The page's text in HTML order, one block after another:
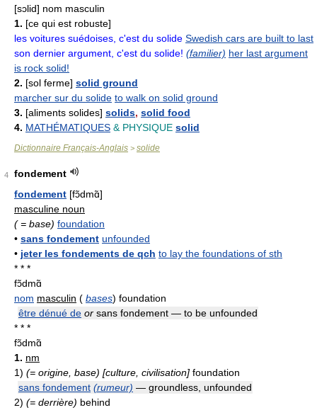
[sɔlid] nom masculin
1. [ce qui est robuste]
les voitures suédoises, c'est du solide Swedish cars are built to last
son dernier argument, c'est du solide! (familier) her last argument
is rock solid!
2. [sol ferme] solid ground
marcher sur du solide to walk on solid ground
3. [aliments solides] solids, solid food
4. MATHÉMATIQUES & PHYSIQUE solid
Dictionnaire Français-Anglais > solide
4
fondement
fondement [fɔ̃dmɑ̃]
masculine noun
( = base) foundation
• sans fondement unfounded
• jeter les fondements de qch to lay the foundations of sth
* * *
fɔ̃dmɑ̃
nom masculin ( bases) foundation
être dénué de or sans fondement — to be unfounded
* * *
fɔ̃dmɑ̃
1. nm
1) (= origine, base) [culture, civilisation] foundation
sans fondement (rumeur) — groundless, unfounded
2) (= derrière) behind